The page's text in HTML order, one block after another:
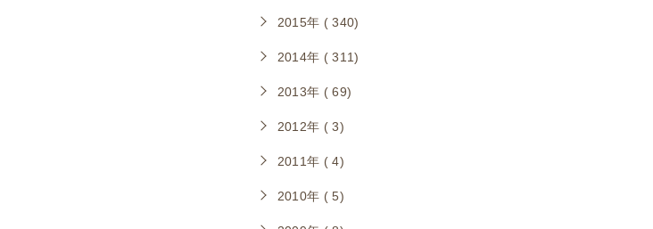
2015年 ( 340)
2014年 ( 311)
2013年 ( 69)
2012年 ( 3)
2011年 ( 4)
2010年 ( 5)